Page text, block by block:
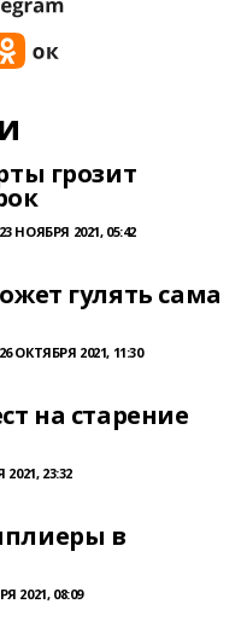
грозит
23 НОЯБРЯ 2021, 05:42
гулять сама
26 ОКТЯБРЯ 2021, 11:30
на старение
23:32
в
2021, 08:09